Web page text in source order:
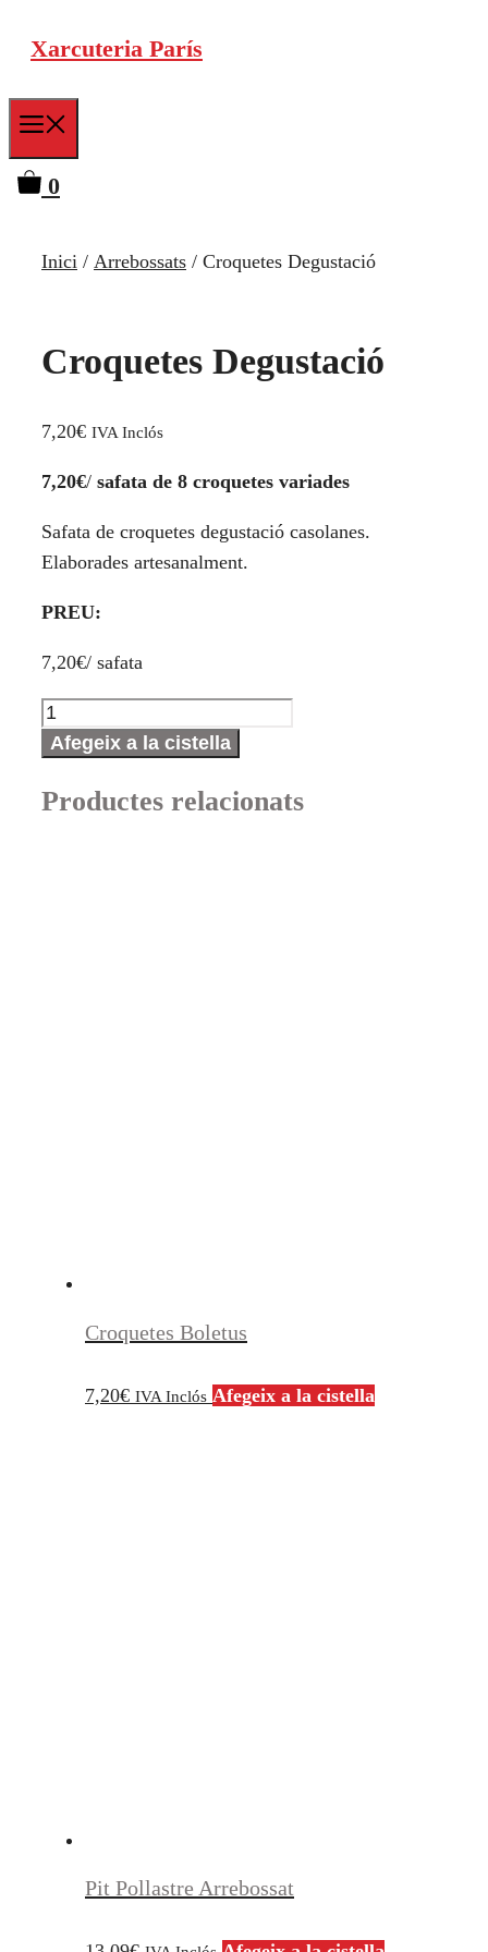
Vés
contingut
Xarcuteria París
0
Inici / Arrebossats / Croquetes Degustació
Croquetes Degustació
7,20€ IVA Inclós
7,20€/ safata de 8 croquetes variades
Safata de croquetes degustació casolanes.
Elaborades artesanalment.
PREU:
7,20€/ safata
quantitat
de
Degustació
Afegeix a la cistella
Productes relacionats
Croquetes Boletus
7,20€ IVA Inclós Afegeix a la cistella
Pit Pollastre Arrebossat